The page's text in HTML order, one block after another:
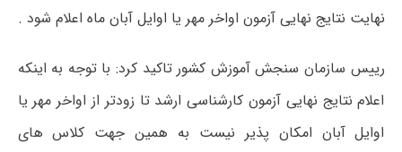
نهایت نتایج نهایی آزمون اواخر مهر یا اوایل آبان ماه اعلام شود .
رییس سازمان سنجش آموزش کشور تاکید کرد: با توجه به اینکه
اعلام نتایج نهایی آزمون کارشناسی ارشد تا زودتر از اواخر مهر یا
اوایل آبان امکان پذیر نیست به همین جهت کلاس های